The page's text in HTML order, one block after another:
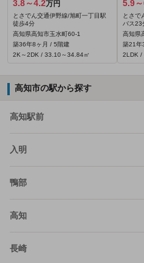
3.8～4.2万円
とさでん交通伊野線/旭町一丁目駅
徒歩4分
高知県高知市玉水町60‐1
築36年8ヶ月 / 5階建
2K～2DK / 33.10～34.84㎡
5.9
とさで
バス23
高知県
築21年
2LDK /
高知市の駅から探す
高知駅前
入明
鴨部
高知
長崎